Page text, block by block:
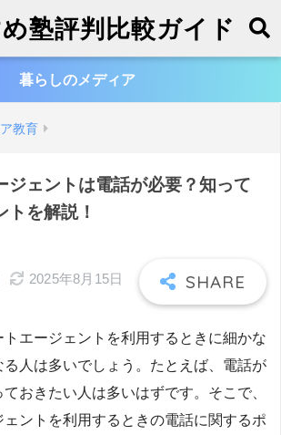
塾評判比較ガイド
暮らしのメディア
教育
ジェントは電話が必要？知って
トを解説！
2025年8月15日
トエージェントを利用するときに細かな
る人は多いでしょう。たとえば、電話が
おきたい人は多いはずです。そこで、
ェントを利用するときの電話に関するポ